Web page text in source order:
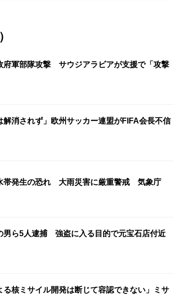
府軍部隊攻撃 サウジアラビアが支援で「攻撃
解消されず」欧州サッカー連盟がFIFA会長不信
帯発生の恐れ 大雨災害に厳重警戒 気象庁
男ら5人逮捕 強盗に入る目的で元宝石店付近
る核ミサイル開発は断じて容認できない」ミサ